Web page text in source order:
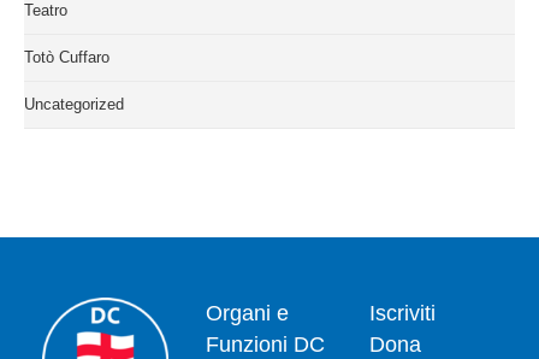
Teatro
Totò Cuffaro
Uncategorized
Organi e
Funzioni DC
Iscriviti
Dona